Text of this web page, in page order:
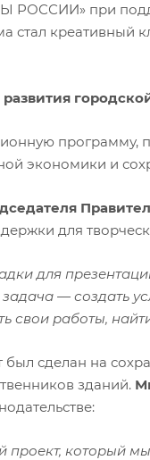
РОССИИ» при
креативный
развития
программу,
экономики и
для
для
— создать
свои работы,
сделан на
зданий.
который